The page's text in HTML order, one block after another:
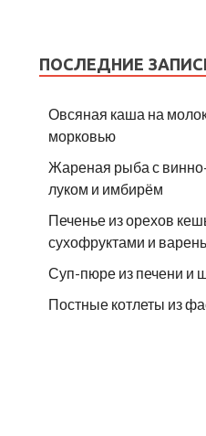
ПОСЛЕДНИЕ
Овсяная каша на
морковью
Жареная рыба с
луком и имбирём
Печенье из орехов
сухофруктами и
Суп-пюре из печени и
Постные котлеты из